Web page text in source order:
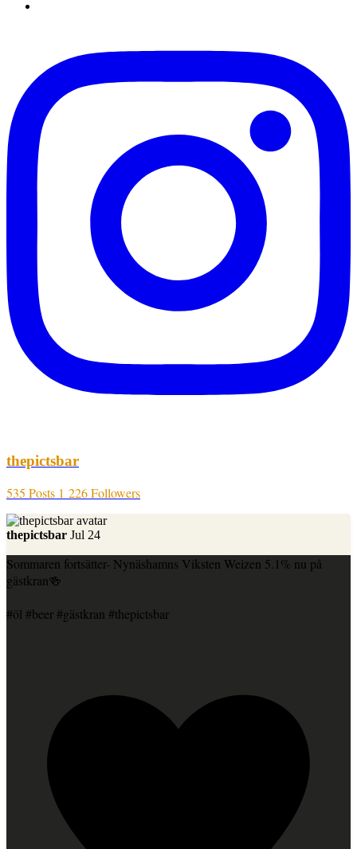
thepictsbar
535 Posts 1 226 Followers
thepictsbar Jul 24
Sommaren fortsätter- Nynäshamns Viksten Weizen 5.1% nu på
gästkran🍻
#öl #beer #gästkran #thepictsbar